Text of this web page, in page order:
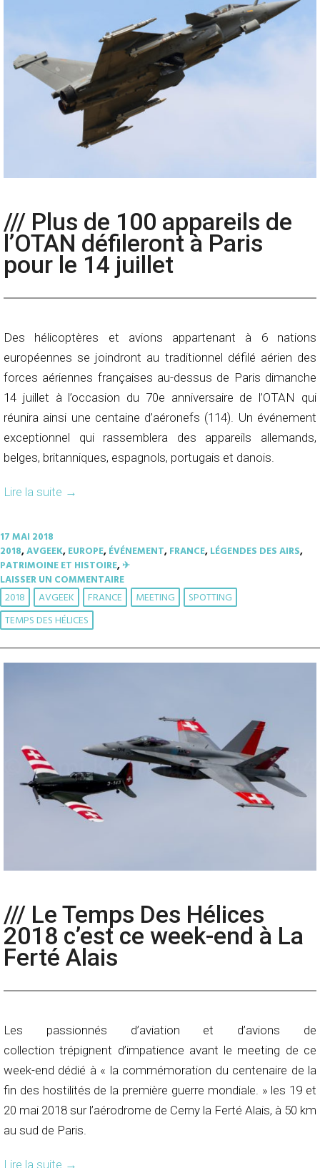
/// Plus de 100 appareils de
l’OTAN défileront à Paris
pour le 14 juillet
Des hélicoptères et avions appartenant à 6 nations
européennes se joindront au traditionnel défilé aérien des
forces aériennes françaises au-dessus de Paris dimanche
14 juillet à l’occasion du 70e anniversaire de l’OTAN qui
réunira ainsi une centaine d’aéronefs (114). Un événement
exceptionnel qui rassemblera des appareils allemands,
belges, britanniques, espagnols, portugais et danois.
Lire la suite →
17 MAI 2018
2018,AVGEEK,EUROPE,ÉVÉNEMENT,FRANCE,LÉGENDES DES AIRS,
PATRIMOINE ET HISTOIRE,✈︎
LAISSER UN COMMENTAIRE
2018 AVGEEK FRANCE MEETING
SPOTTING
TEMPS DES HÉLICES
/// Le Temps Des Hélices
2018 c’est ce week-end à La
Ferté Alais
Les passionnés d’aviation et d’avions de
collection trépignent d’impatience avant le meeting de ce
week-end dédié à « la commémoration du centenaire de la
fin des hostilités de la première guerre mondiale. » les 19 et
20 mai 2018 sur l’aérodrome de Cerny la Ferté Alais, à 50 km
au sud de Paris.
Lire la suite →